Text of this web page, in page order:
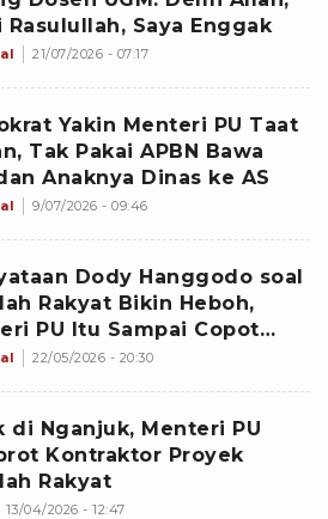
Rasulullah, Saya Enggak
21/07/2026 - 07:17
Yakin Menteri PU Taat
Tak Pakai APBN Bawa
Anaknya Dinas ke AS
9/07/2026 - 09:46
Dody Hanggodo soal
Rakyat Bikin Heboh,
PU Itu Sampai Copot
Internal
22/05/2026 - 20:30
di Nganjuk, Menteri PU
Kontraktor Proyek
Rakyat
13/04/2026 - 12:47